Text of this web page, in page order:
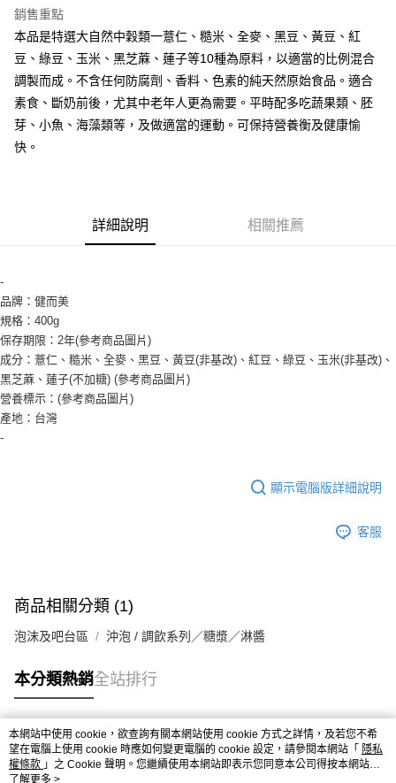
Apple Pay
街口支付
悠遊付
全盈+PAY
AFTEE先享後付是「在收到商品之後才付款」的支付方式。 讓您購物簡單
【「AFTEE先享後付」結帳流程】
１．於結帳方式選擇「AFTEE先享後付」後，將跳轉至「AFTEE先享後付」
結帳頁面，進行簡訊認證並確認金額後，即可完成結帳。
２．訂單成立數日內，您將收到繳費通知簡訊。
３．收到繳費通知簡訊後14天內，點擊此簡訊中的連結，可透過四大超商／
ATM／網路銀行／等多元方式進行付款，方視為交易完成。
※ 請注意：結帳手續完成當下不需立刻繳費，但若您需要取消訂單，請聯絡
購買商品的店家。未經商家同意取消之訂單仍視為有效，需透過AFTEE先享
https://netprotections.freshdesk.com/support/home
１．透過由恩沛科技股份有限公司提供之「AFTEE先享後付」服務完成之交
https://aftee.tw/terms/#terms3
３．未成年的使用者請事先徵得法定代理人或監護人之同意方可使用
「AFTEE先享後付」，若未經同意申辦者引起之損失，本公司不負相關責
時審查核予不同之上限額度；若仍有額度不足之情形，本公司將視審查結果
請求用戶進行身份認證。
５．嚴禁一人註冊多個帳號或使用他人資訊註冊。若發現惡意使用之情形，
恩沛科技股份有限公司將有權停止該用戶之使用額度並採取法律行動。
kg
每筆NT$90，滿NT$990(含以上)免運費
付款後全家取貨-重量限制含紙箱10kg，請控制商品重量在9~
9.5kg
每筆NT$90，滿NT$990(含以上)免運費
付款後7-11取貨-重量限制含紙箱10kg，請控制商品重量在9~
宅配-新竹物流
每筆NT$150，滿NT$2,000(含以上)免運費
每筆NT$120，滿NT$2,000(含以上)免運費
銷售重點
本品是特選大自然中穀類一薏仁、糙米、全麥、黑豆、黃豆、紅
豆、綠豆、玉米、黑芝蔴、蓮子等10種為原料，以適當的比例混合
調製而成。不含任何防腐劑、香料、色素的純天然原始食品。適合
素食、斷奶前後，尤其中老年人更為需要。平時配多吃蔬果類、胚
芽、小魚、海藻類等，及做適當的運動。可保持營養衡及健康愉
快。
詳細說明 相關推薦
-
品牌：健而美
規格：400g
保存期限：2年(參考商品圖片)
成分：薏仁、糙米、全麥、黑豆、黃豆(非基改)、紅豆、綠豆、玉米(非基改)、
黑芝蔴、蓮子(不加糖) (參考商品圖片)
營養標示：(參考商品圖片)
產地：台灣
-
顯示電腦版詳細說明
客服
商品相關分類 (1)
泡沫及吧台區 沖泡 / 調飲系列／糖漿／淋醬
本分類熱銷全站排行
熱門標籤
本網站中使用 cookie，欲查詢有關本網站使用 cookie 方式之詳情，及若您不希
望在電腦上使用 cookie 時應如何變更電腦的 cookie 設定，請參閱本網站「 隱私
權條款 」之 Cookie 聲明。您繼續使用本網站即表示您同意本公司得按本網站使
用條款之 Cookie 聲明使用 cookie。
了解更多 >